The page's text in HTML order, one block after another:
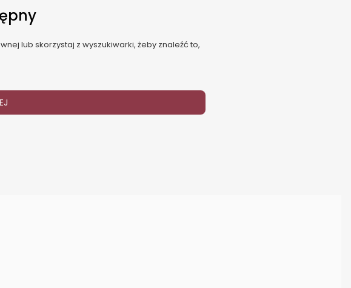
lub skorzystaj z wyszukiwarki, żeby znaleźć to,